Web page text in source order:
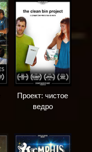
Проект: чистое
ведро